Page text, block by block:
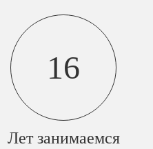
16
Лет занимаемся